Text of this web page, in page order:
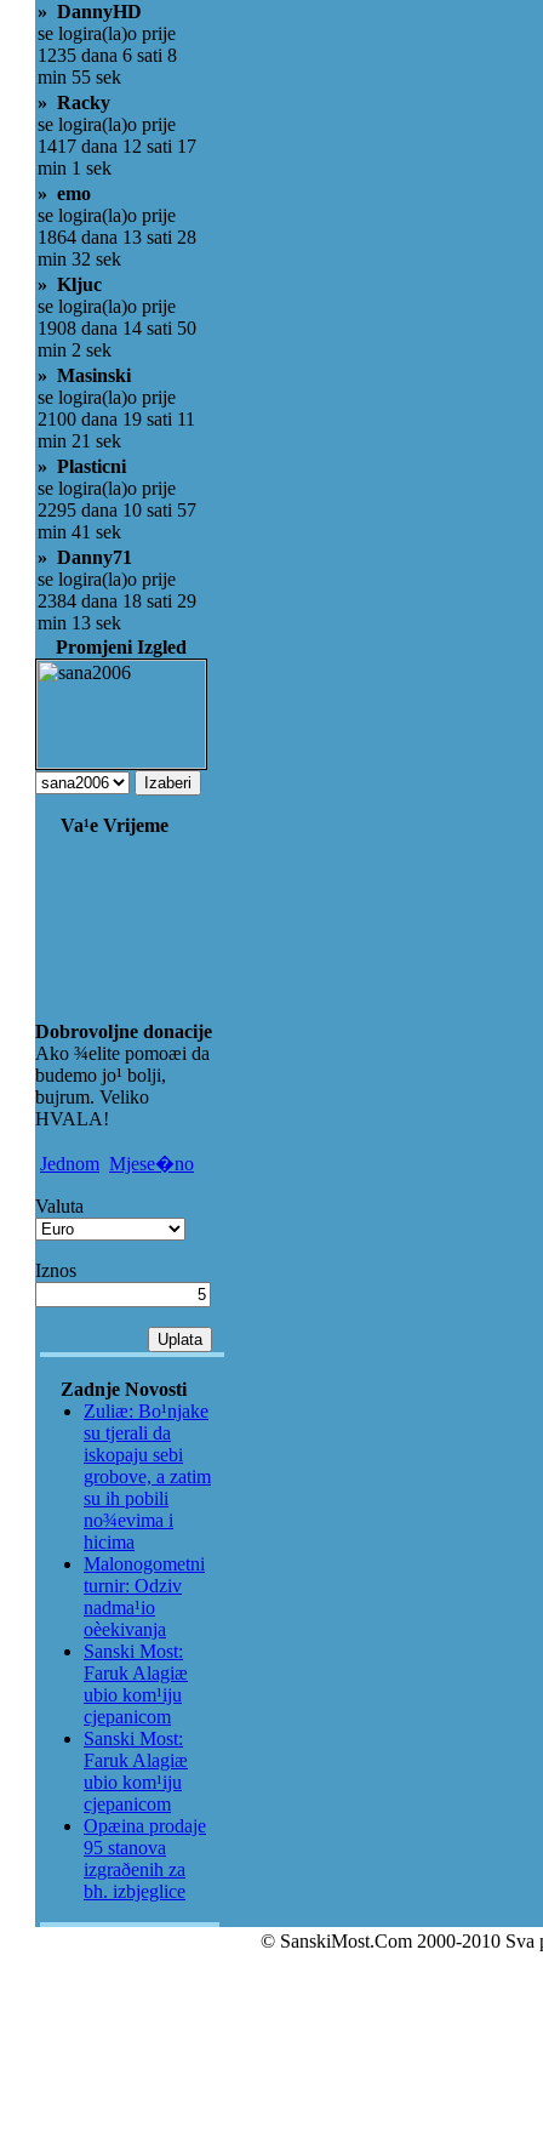
» DannyHD
se logira(la)o prije
1235 dana 6 sati 8
min 55 sek
» Racky
se logira(la)o prije
1417 dana 12 sati 17
min 1 sek
» emo
se logira(la)o prije
1864 dana 13 sati 28
min 32 sek
» Kljuc
se logira(la)o prije
1908 dana 14 sati 50
min 2 sek
» Masinski
se logira(la)o prije
2100 dana 19 sati 11
min 21 sek
» Plasticni
se logira(la)o prije
2295 dana 10 sati 57
min 41 sek
» Danny71
se logira(la)o prije
2384 dana 18 sati 29
min 13 sek
Promjeni Izgled
Va¹e Vrijeme
Dobrovoljne donacije
Ako ¾elite pomoæi da
budemo jo¹ bolji,
bujrum. Veliko
HVALA!
Jednom Mjese�no
Valuta
Iznos
Zadnje Novosti
Zuliæ: Bo¹njake
su tjerali da
iskopaju sebi
grobove, a zatim
su ih pobili
no¾evima i
hicima
Malonogometni
turnir: Odziv
nadma¹io
oèekivanja
Sanski Most:
Faruk Alagiæ
ubio kom¹iju
cjepanicom
Sanski Most:
Faruk Alagiæ
ubio kom¹iju
cjepanicom
Opæina prodaje
95 stanova
izgraðenih za
bh. izbjeglice
© SanskiMost.Com 2000-2010